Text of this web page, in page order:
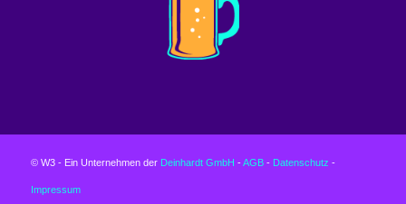
© W3 - Ein Unternehmen der Deinhardt GmbH -AGB- Datenschutz -
Impressum